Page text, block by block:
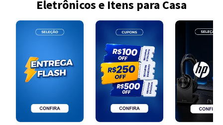
Eletrônicos e Itens para Casa